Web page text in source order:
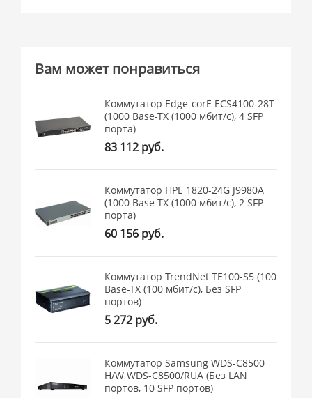
Вам может понравиться
Коммутатор Edge-corE ECS4100-28T
(1000 Base-TX (1000 мбит/с), 4 SFP
порта)
83 112 руб.
Коммутатор HPE 1820-24G J9980A
(1000 Base-TX (1000 мбит/с), 2 SFP
порта)
60 156 руб.
Коммутатор TrendNet TE100-S5 (100
Base-TX (100 мбит/с), Без SFP
портов)
5 272 руб.
Коммутатор Samsung WDS-C8500
H/W WDS-C8500/RUA (Без LAN
портов, 10 SFP портов)